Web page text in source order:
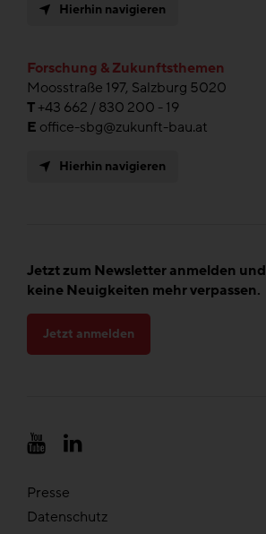
Hierhin navigieren
Forschung & Zukunftsthemen
Moosstraße 197, Salzburg 5020
T+43 662 / 830 200 - 19
E office-sbg@zukunft-bau.at
Hierhin navigieren
Jetzt zum Newsletter anmelden und
keine Neuigkeiten mehr verpassen.
Jetzt anmelden
Presse
Datenschutz